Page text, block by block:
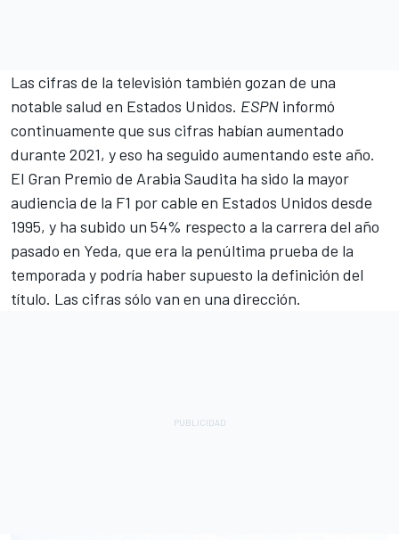
Las cifras de la televisión también gozan de una
notable salud en Estados Unidos. ESPN informó
continuamente que sus cifras habían aumentado
durante 2021, y eso ha seguido aumentando este año.
El Gran Premio de Arabia Saudita ha sido la mayor
audiencia de la F1 por cable en Estados Unidos desde
1995, y ha subido un 54% respecto a la carrera del año
pasado en Yeda, que era la penúltima prueba de la
temporada y podría haber supuesto la definición del
título. Las cifras sólo van en una dirección.